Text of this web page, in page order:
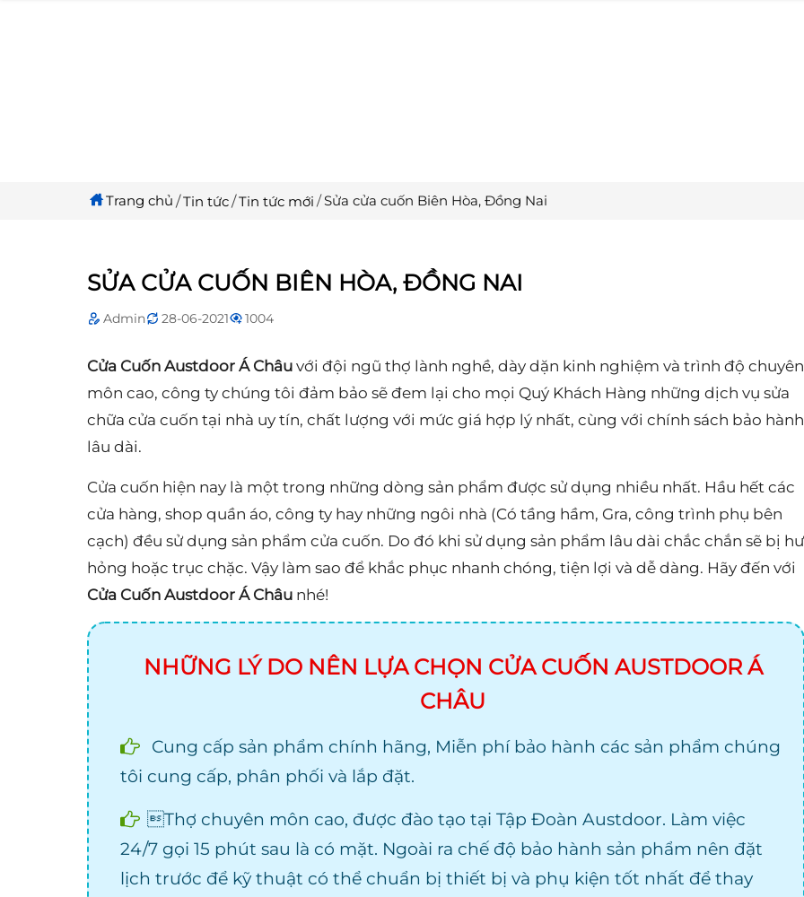
Trang chủ Tin tức Tin tức mới Sửa cửa cuốn Biên Hòa, Đồng Nai
SỬA CỬA CUỐN BIÊN HÒA, ĐỒNG NAI
Admin 28-06-2021 1004
Cửa Cuốn Austdoor Á Châu với đội ngũ thợ lành nghề, dày dặn kinh nghiệm và trình độ chuyên
môn cao, công ty chúng tôi đảm bảo sẽ đem lại cho mọi Quý Khách Hàng những dịch vụ sửa
chữa cửa cuốn tại nhà uy tín, chất lượng với mức giá hợp lý nhất, cùng với chính sách bảo hành
lâu dài.
Cửa cuốn hiện nay là một trong những dòng sản phẩm được sử dụng nhiều nhất. Hầu hết các
cửa hàng, shop quần áo, công ty hay những ngôi nhà (Có tầng hầm, Gra, công trình phụ bên
cạch) đều sử dụng sản phẩm cửa cuốn. Do đó khi sử dụng sản phẩm lâu dài chắc chắn sẽ bị hư
hỏng hoặc trục chặc. Vậy làm sao để khắc phục nhanh chóng, tiện lợi và dễ dàng. Hãy đến với
Cửa Cuốn Austdoor Á Châu nhé!
NHỮNG LÝ DO NÊN LỰA CHỌN CỬA CUỐN AUSTDOOR Á
CHÂU
Cung cấp sản phẩm chính hãng, Miễn phí bảo hành các sản phẩm chúng
tôi cung cấp, phân phối và lắp đặt.
Thợ chuyên môn cao, được đào tạo tại Tập Đoàn Austdoor. Làm việc
24/7 gọi 15 phút sau là có mặt. Ngoài ra chế độ bảo hành sản phẩm nên đặt
lịch trước để kỹ thuật có thể chuẩn bị thiết bị và phụ kiện tốt nhất để thay